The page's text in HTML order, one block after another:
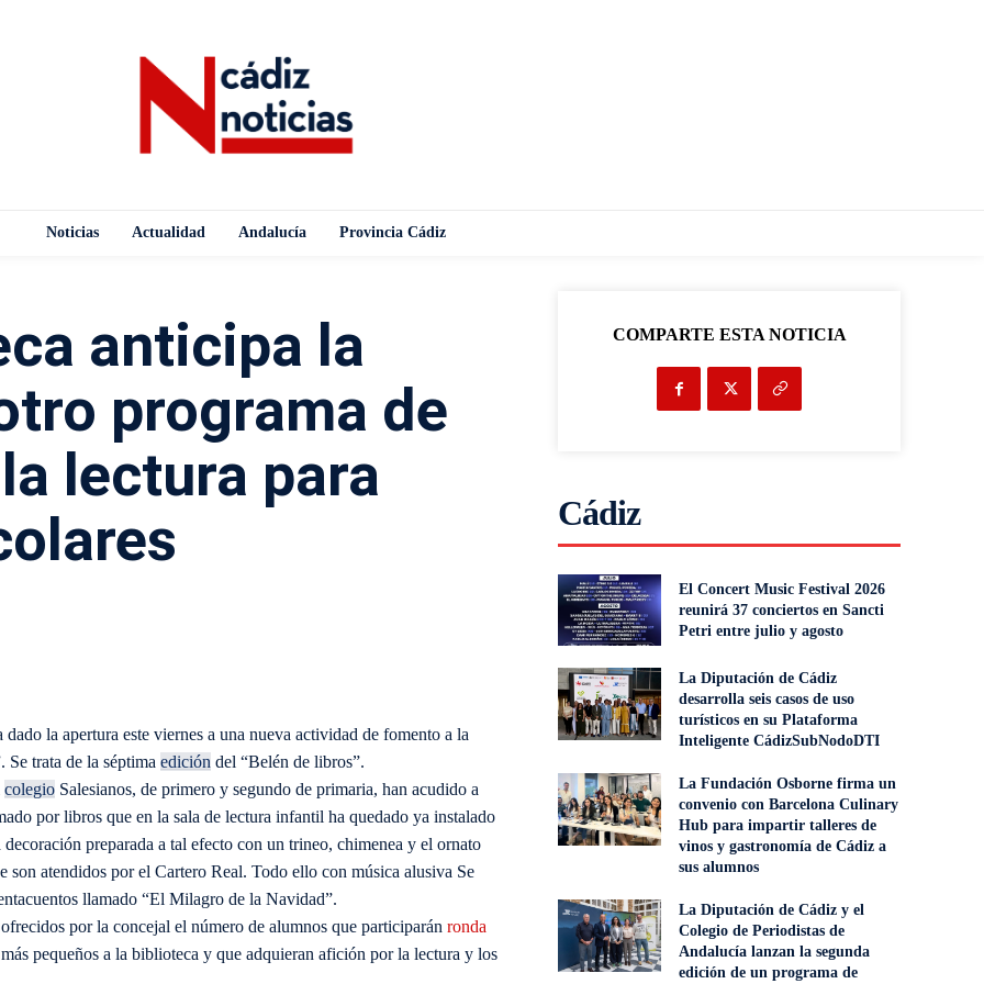
Noticias Actualidad Andalucía Provincia Cádiz
anticipa la
programa de
lectura para
la apertura este viernes a una nueva actividad de fomento a la
trata de la séptima edición del “Belén de libros”.
colegio Salesianos, de primero y segundo de primaria, han acudido a
por libros que en la sala de lectura infantil ha quedado ya instalado
preparada a tal efecto con un trineo, chimenea y el ornato
son atendidos por el Cartero Real. Todo ello con música alusiva Se
llamado “El Milagro de la Navidad”.
por la concejal el número de alumnos que participarán ronda
pequeños a la biblioteca y que adquieran afición por la lectura y los
COMPARTE ESTA NOTICIA
Cádiz
El Concert Music Festival 2026
reunirá 37 conciertos en Sancti
Petri entre julio y agosto
La Diputación de Cádiz
desarrolla seis casos de uso
turísticos en su Plataforma
Inteligente CádizSubNodoDTI
La Fundación Osborne firma un
convenio con Barcelona Culinary
Hub para impartir talleres de
vinos y gastronomía de Cádiz a
sus alumnos
La Diputación de Cádiz y el
Colegio de Periodistas de
Andalucía lanzan la segunda
edición de un programa de